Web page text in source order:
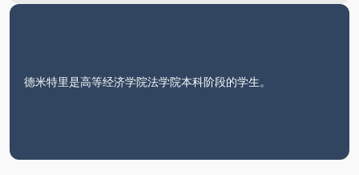
德米特里是高等经济学院法学院本科阶段的学生。